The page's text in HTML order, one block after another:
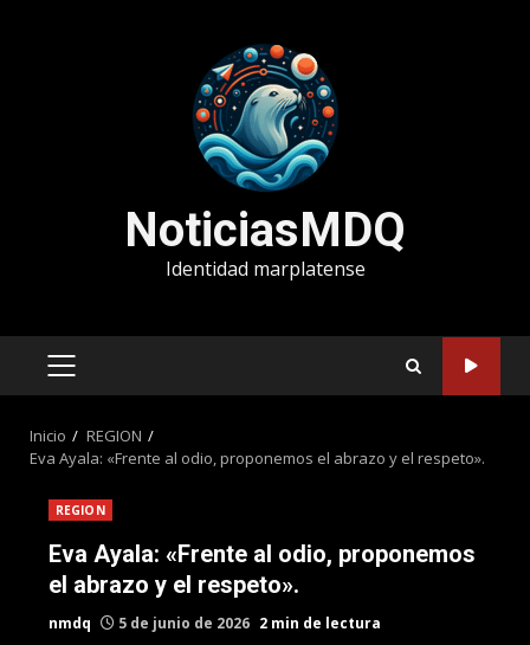
NoticiasMDQ
Identidad marplatense
MENÚ
Inicio
REGION
Eva Ayala: «Frente al odio, proponemos el abrazo y el respeto».
REGION
Eva Ayala: «Frente al odio, proponemos
el abrazo y el respeto».
nmdq 5 de junio de 2026 2 min de lectura